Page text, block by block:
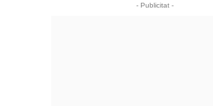
- Publicitat -